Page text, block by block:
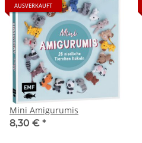
AUSVERKAUFT
Mini Amigurumis
8,30 € *